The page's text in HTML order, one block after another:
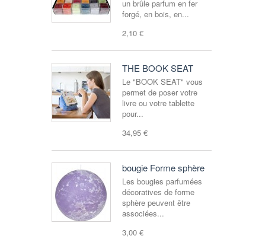
un brûle parfum en fer
forgé, en bois, en...
2,10 €
THE BOOK SEAT
Le "BOOK SEAT" vous
permet de poser votre
livre ou votre tablette
pour...
34,95 €
bougie Forme sphère
Les bougies parfumées
décoratives de forme
sphère peuvent être
associées...
3,00 €